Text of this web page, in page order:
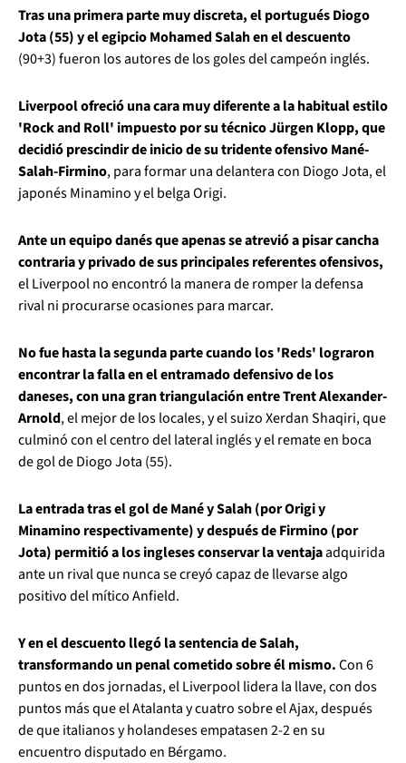
Tras una primera parte muy discreta, el portugués Diogo
Jota (55) y el egipcio Mohamed Salah en el descuento
(90+3) fueron los autores de los goles del campeón inglés.
Liverpool ofreció una cara muy diferente a la habitual estilo
'Rock and Roll' impuesto por su técnico Jürgen Klopp, que
decidió prescindir de inicio de su tridente ofensivo Mané-
Salah-Firmino, para formar una delantera con Diogo Jota, el
japonés Minamino y el belga Origi.
Ante un equipo danés que apenas se atrevió a pisar cancha
contraria y privado de sus principales referentes ofensivos,
el Liverpool no encontró la manera de romper la defensa
rival ni procurarse ocasiones para marcar.
No fue hasta la segunda parte cuando los 'Reds' lograron
encontrar la falla en el entramado defensivo de los
daneses, con una gran triangulación entre Trent Alexander-
Arnold, el mejor de los locales, y el suizo Xerdan Shaqiri, que
culminó con el centro del lateral inglés y el remate en boca
de gol de Diogo Jota (55).
La entrada tras el gol de Mané y Salah (por Origi y
Minamino respectivamente) y después de Firmino (por
Jota) permitió a los ingleses conservar la ventajaadquirida
ante un rival que nunca se creyó capaz de llevarse algo
positivo del mítico Anfield.
Y en el descuento llegó la sentencia de Salah,
transformando un penal cometido sobre él mismo.Con 6
puntos en dos jornadas, el Liverpool lidera la llave, con dos
puntos más que el Atalanta y cuatro sobre el Ajax, después
de que italianos y holandeses empatasen 2-2 en su
encuentro disputado en Bérgamo.